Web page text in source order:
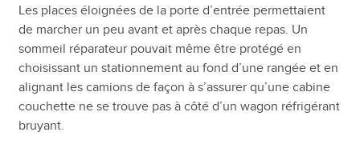
Les places éloignées de la porte d’entrée permettaient
de marcher un peu avant et après chaque repas. Un
sommeil réparateur pouvait même être protégé en
choisissant un stationnement au fond d’une rangée et en
alignant les camions de façon à s’assurer qu’une cabine
couchette ne se trouve pas à côté d’un wagon réfrigérant
bruyant.